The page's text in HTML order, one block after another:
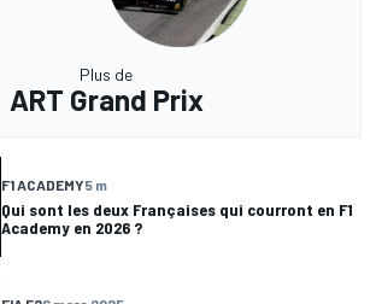
Plus de
ART Grand Prix
F1 ACADEMY5 m
Qui sont les deux Françaises qui courront en F1
Academy en 2026 ?